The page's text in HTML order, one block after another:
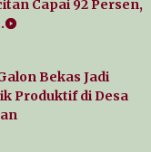
Capai 92 Persen,
Bekas Jadi
Produktif di Desa